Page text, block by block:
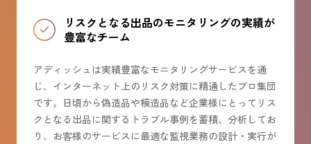
リスクとなる出品のモニタリングの実績が
豊富なチーム
アディッシュは実績豊富なモニタリングサービスを通
じ、インターネット上のリスク対策に精通したプロ集団
です。日頃から偽造品や模造品など企業様にとってリス
クとなる出品に関するトラブル事例を蓄積、分析してお
り、お客様のサービスに最適な監視業務の設計・実行が